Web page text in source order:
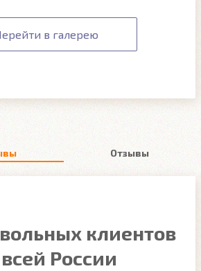
в галерею
Отзывы
клиентов
России